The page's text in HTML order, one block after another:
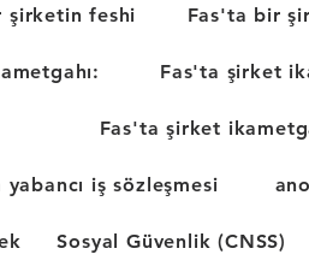
şirketin feshi Fas'ta bir
Fas'ta şirket
Fas'ta şirket
yabancı iş sözleşmesi
Sosyal Güvenlik (CNSS)